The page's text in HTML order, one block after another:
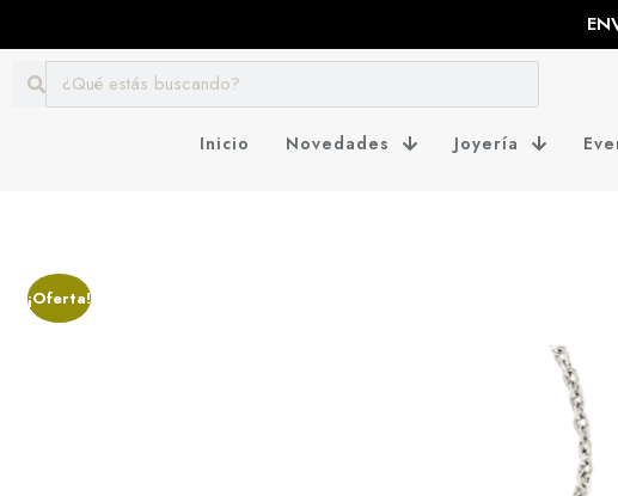
Inicio Novedades Joyería
¡Oferta!